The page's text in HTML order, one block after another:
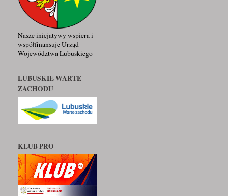
Nasze inicjatywy wspiera i
współfinansuje Urząd
Województwa Lubuskiego
LUBUSKIE WARTE
ZACHODU
KLUB PRO